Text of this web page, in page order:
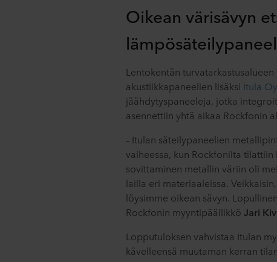
Oikean värisävyn
Lentokentän
akustiikkapaneelien lisäksi Itula Oy
jäähdytyspaneeleja, jotka
asennettiin yhtä aikaa Rockfonin
– Itulan säteilypaneelien
vaiheessa, kun Rockfonilta
sovittaminen metallin väriin oli
lailla eri materiaaleissa.
löysimme oikean sävyn.
Rockfonin myyntipäällikkö Jari
Lopputuloksen vahvistaa Itulan
kävelleensä muutaman kerran